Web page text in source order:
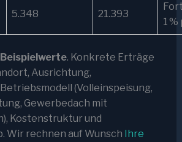
5.348 21.393
1 %
Beispielwerte. Konkrete Erträge
Ausrichtung,
(Volleinspeisung,
Gewerbedach mit
Kostenstruktur und
Wir rechnen auf Wunsch Ihre